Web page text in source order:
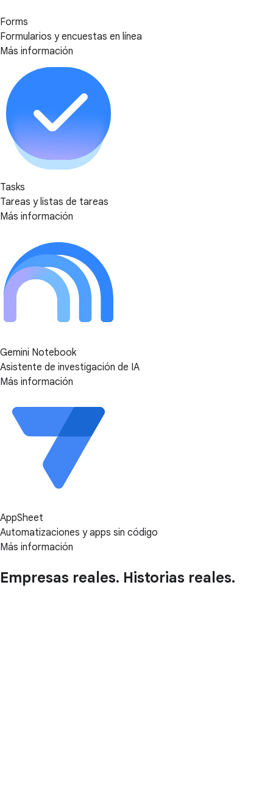
Forms
Formularios y encuestas en línea
Más información
Tasks
Tareas y listas de tareas
Más información
Gemini Notebook
Asistente de investigación de IA
Más información
AppSheet
Automatizaciones y apps sin código
Más información
Empresas reales. Historias reales.